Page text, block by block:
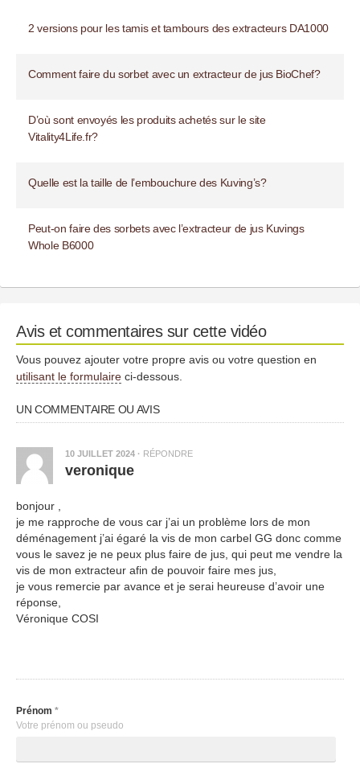
2 versions pour les tamis et tambours des extracteurs DA1000
Comment faire du sorbet avec un extracteur de jus BioChef?
D’où sont envoyés les produits achetés sur le site
Vitality4Life.fr?
Quelle est la taille de l’embouchure des Kuving’s?
Peut-on faire des sorbets avec l’extracteur de jus Kuvings
Whole B6000
Avis et commentaires sur cette vidéo
Vous pouvez ajouter votre propre avis ou votre question en
utilisant le formulaire ci-dessous.
UN COMMENTAIRE OU AVIS
10 JUILLET 2024 · RÉPONDRE
veronique
bonjour ,
je me rapproche de vous car j’ai un problème lors de mon
déménagement j’ai égaré la vis de mon carbel GG donc comme
vous le savez je ne peux plus faire de jus, qui peut me vendre la
vis de mon extracteur afin de pouvoir faire mes jus,
je vous remercie par avance et je serai heureuse d’avoir une
réponse,
Véronique COSI
Prénom *
Votre prénom ou pseudo